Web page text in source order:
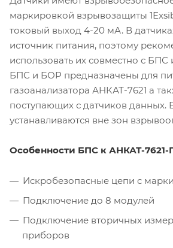
маркировкой взрывозащиты
токовый выход 4-20 мА. В
источник питания, поэтому
использовать их совместно с
БПС и БОР предназначены для
газоанализатора АНКАТ-7621 а
поступающих с датчиков данных.
устанавливаются вне зон
Особенности БПС к АНКАТ-7621-
Искробезопасные цепи с
Подключение до 8 модулей
Подключение вторичных
приборов